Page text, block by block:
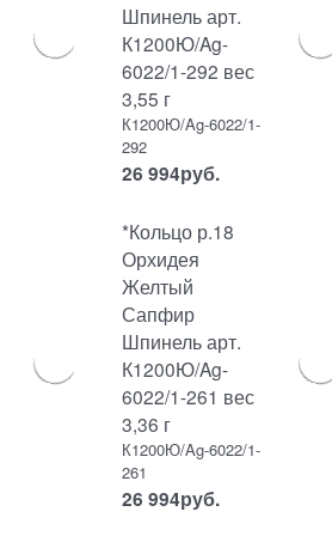
Шпинель арт.
К1200Ю/Ag-
6022/1-292 вес
3,55 г
К1200Ю/Ag-6022/1-
292
26 994руб.
*Кольцо р.18
Орхидея
Желтый
Сапфир
Шпинель арт.
К1200Ю/Ag-
6022/1-261 вес
3,36 г
К1200Ю/Ag-6022/1-
261
26 994руб.